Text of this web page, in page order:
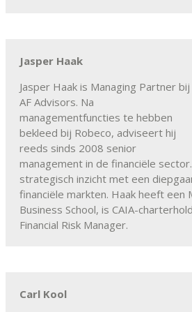
Jasper Haak
Jasper Haak is Managing Partner bij
AF Advisors. Na
managementfuncties te hebben
bekleed bij Robeco, adviseert hij
reeds sinds 2008 senior
management in de financiële
strategisch inzicht met een
financiële markten. Haak heeft een
Business School, is CAIA-
Financial Risk Manager.
Carl Kool